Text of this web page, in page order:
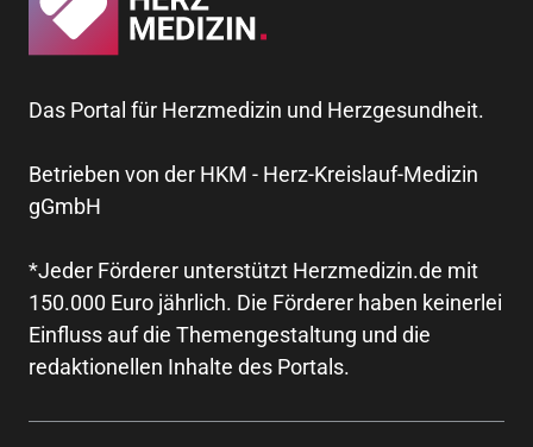
Das Portal für Herzmedizin und Herzgesundheit.
Betrieben von der HKM - Herz-Kreislauf-Medizin
gGmbH
*Jeder Förderer unterstützt Herzmedizin.de mit
150.000 Euro jährlich. Die Förderer haben keinerlei
Einfluss auf die Themengestaltung und die
redaktionellen Inhalte des Portals.